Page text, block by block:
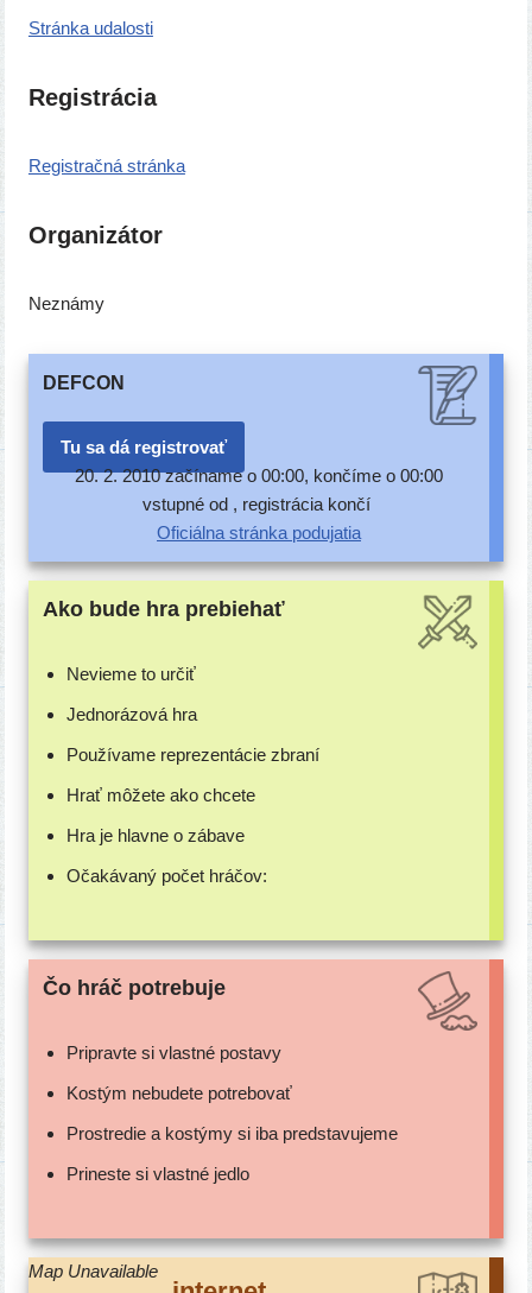
Stránka uda­los­ti
Registrácia
Registračná strán­ka
Organizátor
Neznámy
DEFCON
Tu sa dá registrovať
20. 2. 2010 začí­na­me o 00:00, kon­čí­me o 00:00
vstup­né od , regis­trá­cia končí
Oficiálna strán­ka podujatia
Ako bude hra prebiehať
Nevieme to určiť
Jednorázová hra
Používame repre­zen­tá­cie zbraní
Hrať môže­te ako chcete
Hra je hlav­ne o zábave
Očakávaný počet hráčov:
Čo hráč potrebuje
Pripravte si vlast­né postavy
Kostým nebu­de­te potrebovať
Prostredie a kos­tý­my si iba predstavujeme
Prineste si vlast­né jedlo
Map Unavailable